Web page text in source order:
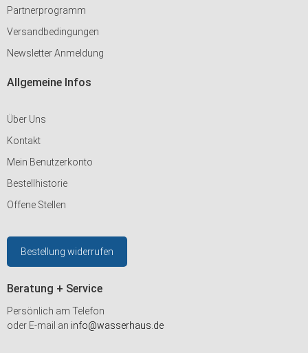
Partnerprogramm
Versandbedingungen
Newsletter Anmeldung
Allgemeine Infos
Über Uns
Kontakt
Mein Benutzerkonto
Bestellhistorie
Offene Stellen
Bestellung widerrufen
Beratung + Service
Persönlich am Telefon
oder E-mail an info@wasserhaus.de